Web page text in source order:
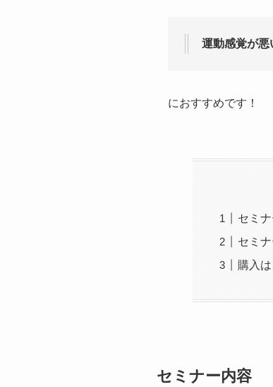
運動感覚が悪
におすすめです！
セミ
セミ
購入
セミナー内容